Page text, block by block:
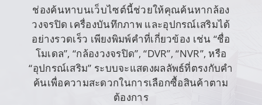
ช่องค้นหาบนเว็บไซต์นี้ช่วยให้คุณค้นหากล้อง
วงจรปิด เครื่องบันทึกภาพ และอุปกรณ์เสริมได้
อย่างรวดเร็ว เพียงพิมพ์คำที่เกี่ยวข้อง เช่น “ชื่อ
โมเดล”, “กล้องวงจรปิด”, “DVR”, “NVR”, หรือ
“อุปกรณ์เสริม” ระบบจะแสดงผลลัพธ์ที่ตรงกับคำ
ค้นเพื่อความสะดวกในการเลือกซื้อสินค้าตาม
ต้องการ